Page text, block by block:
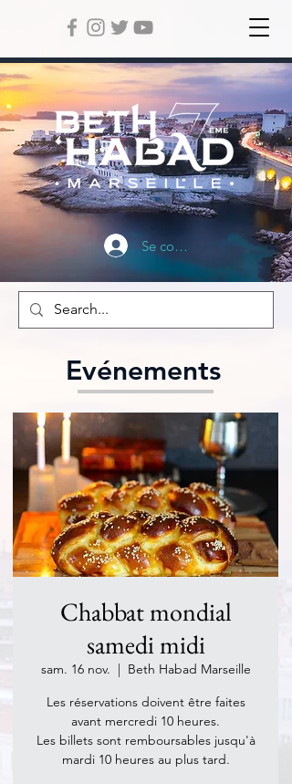
Se connecter
Evénements
Chabbat mondial
samedi midi
sam. 16 nov.
  |
Beth Habad Marseille
Les réservations doivent être faites
avant mercredi 10 heures.
Les billets sont remboursables jusqu'à
mardi 10 heures au plus tard.